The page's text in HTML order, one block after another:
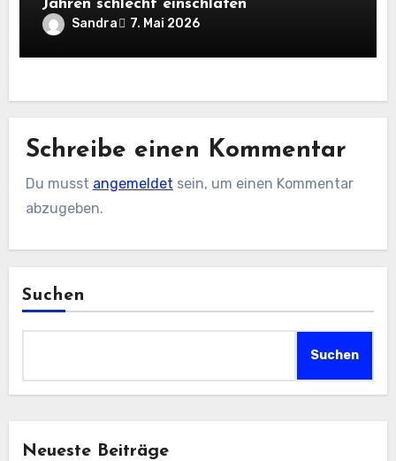
Jahren schlecht einschlafen
Sandra 7. Mai 2026
Schreibe einen Kommentar
Du musst angemeldet sein, um einen Kommentar
abzugeben.
Suchen
Suchen
Neueste Beiträge